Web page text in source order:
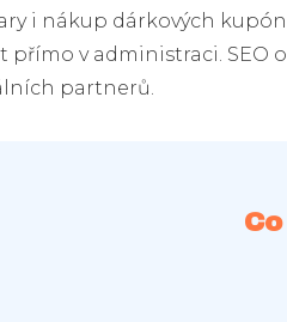
i nákup dárkových
přímo v administraci. SEO
partnerů.